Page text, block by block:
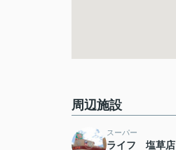
周辺施設
スーパー
ライフ 塩草店